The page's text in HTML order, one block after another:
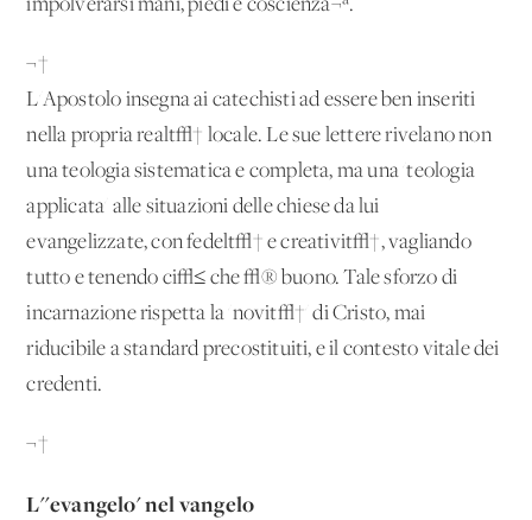
impolverarsi mani, piedi e coscienza¬ª.
¬†
L'Apostolo insegna ai catechisti ad essere ben inseriti
nella propria realt√† locale. Le sue lettere rivelano non
una teologia sistematica e completa, ma una 'teologia
applicata' alle situazioni delle chiese da lui
evangelizzate, con fedelt√† e creativit√†, vagliando
tutto e tenendo ci√≤ che √® buono. Tale sforzo di
incarnazione rispetta la 'novit√†' di Cristo, mai
riducibile a standard precostituiti, e il contesto vitale dei
credenti.
¬†
L''evangelo' nel vangelo